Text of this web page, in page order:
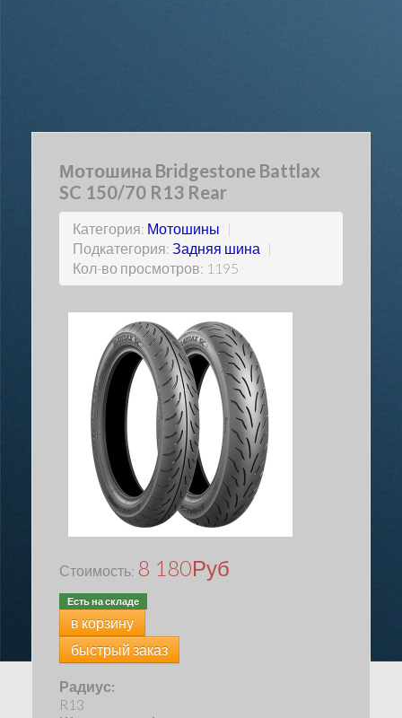
Мотошина Bridgestone Battlax
SC 150/70 R13 Rear
Категория: Мотошины |
Подкатегория: Задняя шина |
Кол-во просмотров: 1195
Стоимость: 8 180Руб
Есть на складе
в корзину
быстрый заказ
Радиус:
R13